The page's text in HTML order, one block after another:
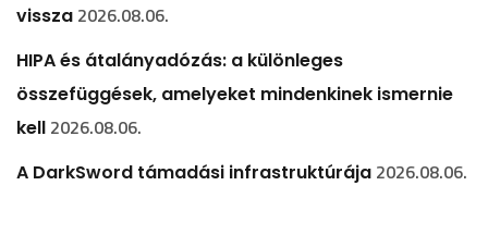
vissza 2026.08.06.
HIPA és átalányadózás: a különleges
összefüggések, amelyeket mindenkinek ismernie
kell 2026.08.06.
A DarkSword támadási infrastruktúrája 2026.08.06.